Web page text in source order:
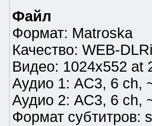
Файл
Формат: Matroska
Качество: WEB-
Видео: 1024x552 at
Аудио 1: AC3, 6 ch,
Аудио 2: AC3, 6 ch,
Формат субтитров: